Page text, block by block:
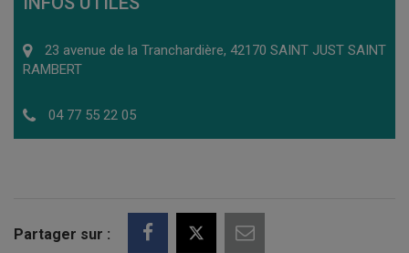
23 avenue de la Tranchardière, 42170 SAINT JUST SAINT
RAMBERT
04 77 55 22 05
Partager sur :